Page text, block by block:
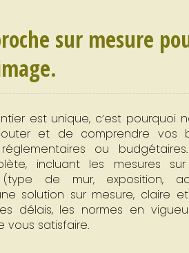
sur mesure
est unique, c’est pourquoi
et de comprendre vos
ou
incluant les mesures
(type de mur, exposition,
solution sur mesure, claire
délais, les normes en
vous satisfaire.